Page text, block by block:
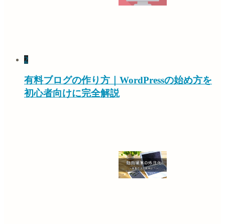
2
有料ブログの作り方｜WordPressの始め方を
初心者向けに完全解説